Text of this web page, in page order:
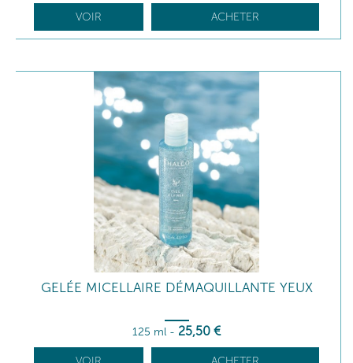
VOIR ACHETER
GELÉE MICELLAIRE DÉMAQUILLANTE YEUX
125 ml - 25,50 €